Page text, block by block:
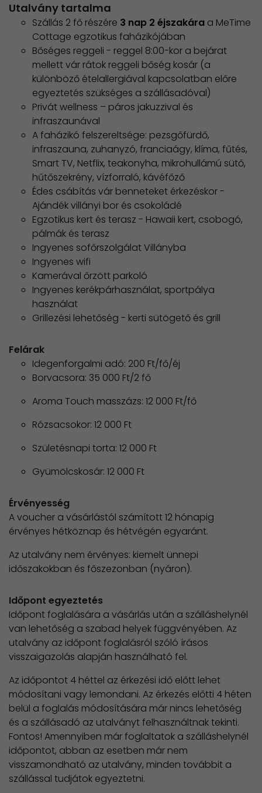
Utalvány tartalma
Szállás 2 fő részére 3 nap 2 éjszakára a MeTime
Cottage egzotikus faházikójában
Bőséges reggeli - reggel 8:00-kor a bejárat
mellett vár rátok reggeli bőség kosár (a
különböző ételallergiával kapcsolatban előre
egyeztetés szükséges a szállásadóval)
Privát wellness – páros jakuzzival és
infraszaunával
A faházikó felszereltsége: pezsgőfürdő,
infraszauna, zuhanyzó, franciaágy, klíma, fűtés,
Smart TV, Netflix, teakonyha, mikrohullámú sütő,
hűtőszekrény, vízforraló, kávéfőző
Édes csábítás vár benneteket érkezéskor -
Ajándék villányi bor és csokoládé
Egzotikus kert és terasz - Hawaii kert, csobogó,
pálmák és terasz
Ingyenes sofőrszolgálat Villányba
Ingyenes wifi
Kamerával őrzött parkoló
Ingyenes kerékpárhasználat, sportpálya
használat
Grillezési lehetőség - kerti sütögető és grill
Felárak
Idegenforgalmi adó: 200 Ft/fő/éj
Borvacsora: 35 000 Ft/2 fő
Aroma Touch masszázs: 12 000 Ft/fő
Rózsacsokor: 12 000 Ft
Születésnapi torta: 12 000 Ft
Gyümölcskosár: 12 000 Ft
Érvényesség
A voucher a vásárlástól számított 12 hónapig
érvényes hétköznap és hétvégén egyaránt.
Az utalvány nem érvényes: kiemelt ünnepi
időszakokban és főszezonban (nyáron).
Időpont egyeztetés
Időpont foglalására a vásárlás után a szálláshelynél
van lehetőség a szabad helyek függvényében. Az
utalvány az időpont foglalásról szóló írásos
visszaigazolás alapján használható fel.
Az időpontot 4 héttel az érkezési idő előtt lehet
módosítani vagy lemondani. Az érkezés előtti 4 héten
belül a foglalás módosítására már nincs lehetőség
és a szállásadó az utalványt felhasználtnak tekinti.
Fontos! Amennyiben már foglaltatok a szálláshelynél
időpontot, abban az esetben már nem
visszamondható az utalvány, minden továbbit a
szállással tudjátok egyeztetni.